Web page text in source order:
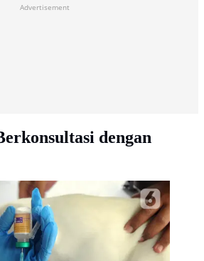
Advertisement
dengan